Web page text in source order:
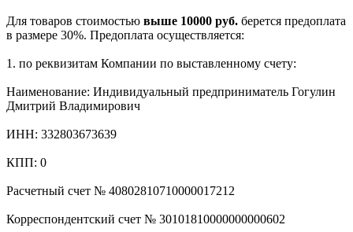
Для товаров стоимостью выше 10000 руб. берется предоплата
в размере 30%. Предоплата осуществляется:
1. по реквизитам Компании по выставленному счету:
Наименование: Индивидуальный предприниматель Гогулин
Дмитрий Владимирович
ИНН: 332803673639
КПП: 0
Расчетный счет № 40802810710000017212
Корреспондентский счет № 30101810000000000602